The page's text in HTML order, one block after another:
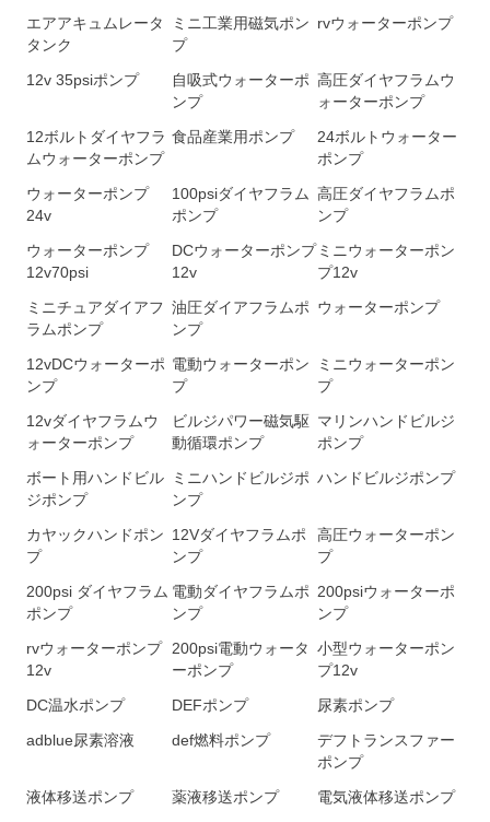
エアアキュムレータ
タンク
ミニ工業用磁気ポン
プ
rvウォーターポンプ
12v 35psiポンプ
自吸式ウォーターポ
ンプ
高圧ダイヤフラムウ
ォーターポンプ
12ボルトダイヤフラ
ムウォーターポンプ
食品産業用ポンプ
24ボルトウォーター
ポンプ
ウォーターポンプ
24v
100psiダイヤフラム
ポンプ
高圧ダイヤフラムポ
ンプ
ウォーターポンプ
12v70psi
DCウォーターポンプ
12v
ミニウォーターポン
プ12v
ミニチュアダイアフ
ラムポンプ
油圧ダイアフラムポ
ンプ
ウォーターポンプ
12vDCウォーターポ
ンプ
電動ウォーターポン
プ
ミニウォーターポン
プ
12vダイヤフラムウ
ォーターポンプ
ビルジパワー磁気駆
動循環ポンプ
マリンハンドビルジ
ポンプ
ボート用ハンドビル
ジポンプ
ミニハンドビルジポ
ンプ
ハンドビルジポンプ
カヤックハンドポン
プ
12Vダイヤフラムポ
ンプ
高圧ウォーターポン
プ
200psi ダイヤフラム
ポンプ
電動ダイヤフラムポ
ンプ
200psiウォ​​ーターポ
ンプ
rvウォーターポンプ
12v
200psi電動ウォータ
ーポンプ
小型ウォーターポン
プ12v
DC温水ポンプ
DEFポンプ
尿素ポンプ
adblue尿素溶液
def燃料ポンプ
デフトランスファー
ポンプ
液体移送ポンプ
薬液移送ポンプ
電気液体移送ポンプ